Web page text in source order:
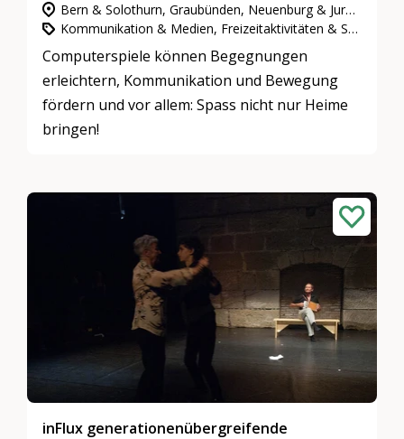
Bern & Solothurn, Graubünden, Neuenburg & Jura, Nordwestschweiz, Ostschweiz, Wallis, Waadt & Freiburg, Zentralschweiz, Zürich
Kommunikation & Medien, Freizeitaktivitäten & Spiele, Partizipation, Integration & Inklusion
Computerspiele können Begegnungen
erleichtern, Kommunikation und Bewegung
fördern und vor allem: Spass nicht nur Heime
bringen!
inFlux generationenübergreifende